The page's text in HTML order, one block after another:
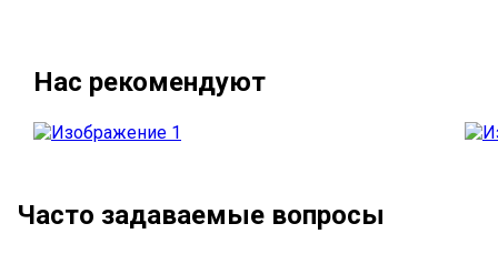
Нас рекомендуют
Часто задаваемые вопросы